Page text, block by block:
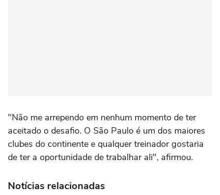
"Não me arrependo em nenhum momento de ter
aceitado o desafio. O São Paulo é um dos maiores
clubes do continente e qualquer treinador gostaria
de ter a oportunidade de trabalhar ali", afirmou.
Notícias relacionadas